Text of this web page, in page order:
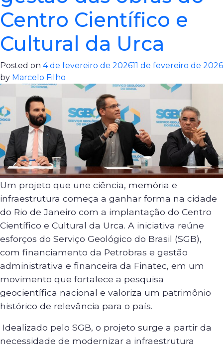
Centro Científico e
Cultural da Urca
Posted on 4 de fevereiro de 202611 de fevereiro de 2026
by Marcelo Filho
Um projeto que une ciência, memória e
infraestrutura começa a ganhar forma na cidade
do Rio de Janeiro com a implantação do Centro
Científico e Cultural da Urca. A iniciativa reúne
esforços do Serviço Geológico do Brasil (SGB),
com financiamento da Petrobras e gestão
administrativa e financeira da Finatec, em um
movimento que fortalece a pesquisa
geocientífica nacional e valoriza um patrimônio
histórico de relevância para o país.
Idealizado pelo SGB, o projeto surge a partir da
necessidade de modernizar a infraestrutura